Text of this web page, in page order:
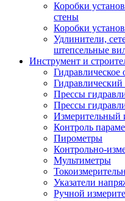
Коробки
стены
Коробки
Удлинители,
штепсельные
Инструмент и
Гидравлическое
Прессы
Прессы
Измерительный
Контроль
Пирометры
Контрольно-
Мультиметры
Указатели
Ручной